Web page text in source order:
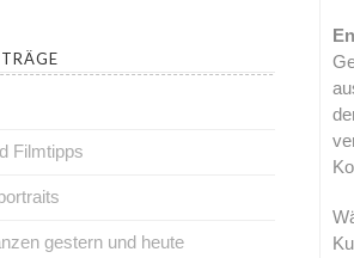
Filmtipps
gestern und heute